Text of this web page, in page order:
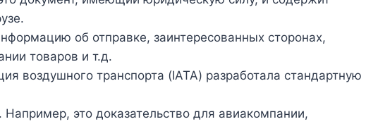
об отправке, заинтересованных сторонах,
товаров и т.д.
воздушного транспорта (IATA) разработала стандартную
это доказательство для авиакомпании,